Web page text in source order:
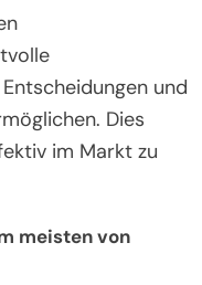
und
Dies
im Markt zu
meisten von